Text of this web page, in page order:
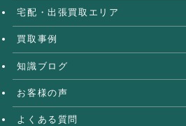
宅配・出張買取エリア
買取事例
知識ブログ
お客様の声
よくある質問